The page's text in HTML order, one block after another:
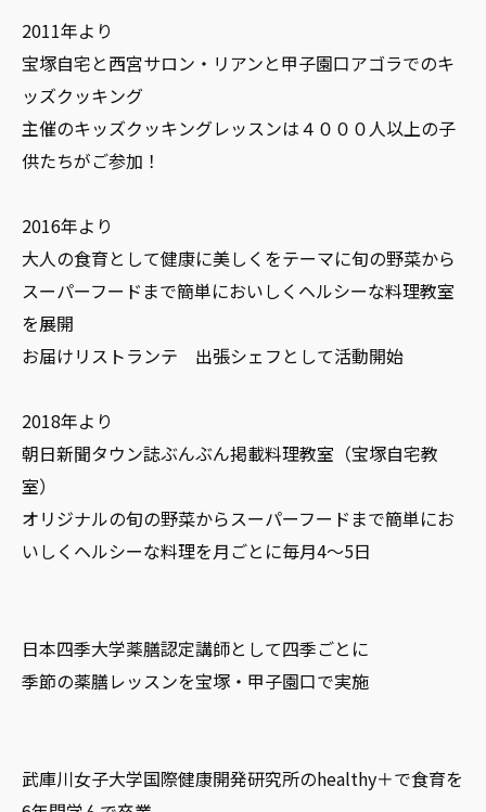
2011年より
宝塚自宅と西宮サロン・リアンと甲子園口アゴラでのキ
ッズクッキング
主催のキッズクッキングレッスンは４０００人以上の子
供たちがご参加！
2016年より
大人の食育として健康に美しくをテーマに旬の野菜から
スーパーフードまで簡単においしくヘルシーな料理教室
を展開
お届けリストランテ 出張シェフとして活動開始
2018年より
朝日新聞タウン誌ぶんぶん掲載料理教室（宝塚自宅教
室）
オリジナルの旬の野菜からスーパーフードまで簡単にお
いしくヘルシーな料理を月ごとに毎月4～5日
日本四季大学薬膳認定講師として四季ごとに
季節の薬膳レッスンを宝塚・甲子園口で実施
武庫川女子大学国際健康開発研究所のhealthy＋で食育を